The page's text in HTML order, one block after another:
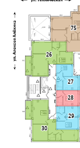
30
29
28
27
26
75